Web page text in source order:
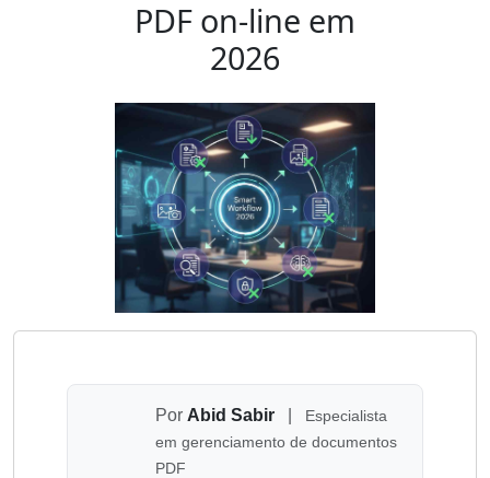
PDF on-line em
2026
Por Abid Sabir
Especialista
em gerenciamento de documentos
PDF